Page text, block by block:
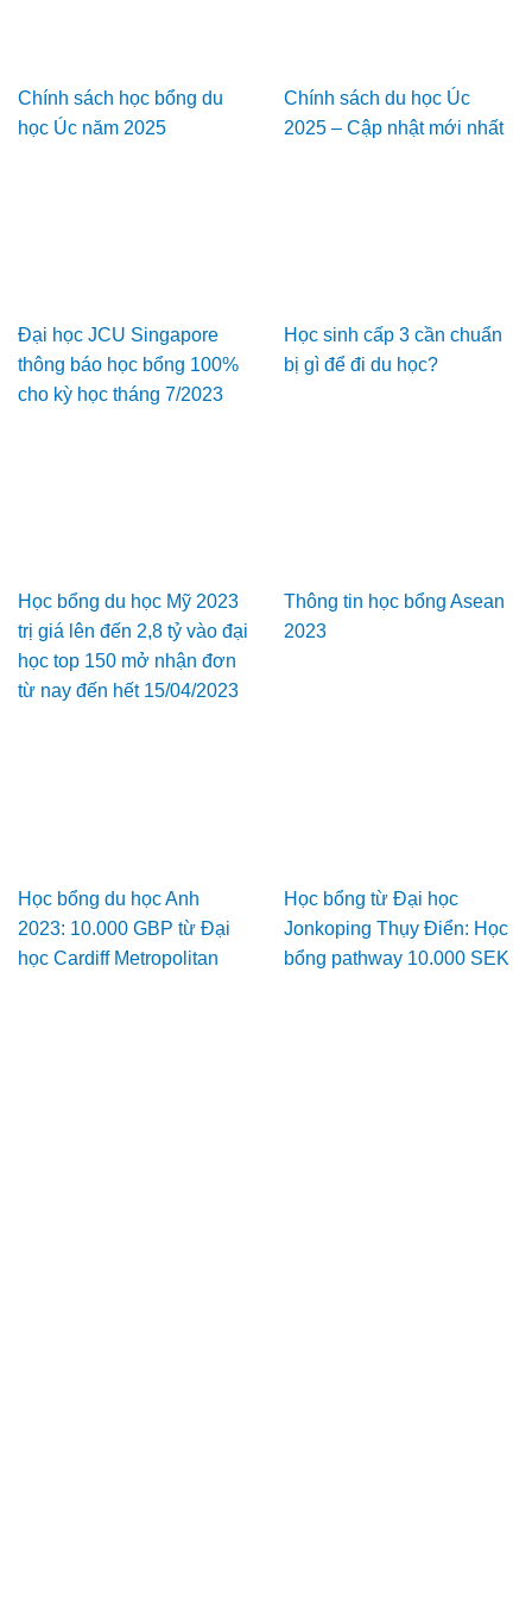
Chính sách học bổng du
học Úc năm 2025
Chính sách du học Úc
2025 – Cập nhật mới nhất
Đại học JCU Singapore
thông báo học bổng 100%
cho kỳ học tháng 7/2023
Học sinh cấp 3 cần chuẩn
bị gì để đi du học?
Học bổng du học Mỹ 2023
trị giá lên đến 2,8 tỷ vào đại
học top 150 mở nhận đơn
từ nay đến hết 15/04/2023
Thông tin học bổng Asean
2023
Học bổng du học Anh
2023: 10.000 GBP từ Đại
học Cardiff Metropolitan
Học bổng từ Đại học
Jonkoping Thụy Điển: Học
bổng pathway 10.000 SEK